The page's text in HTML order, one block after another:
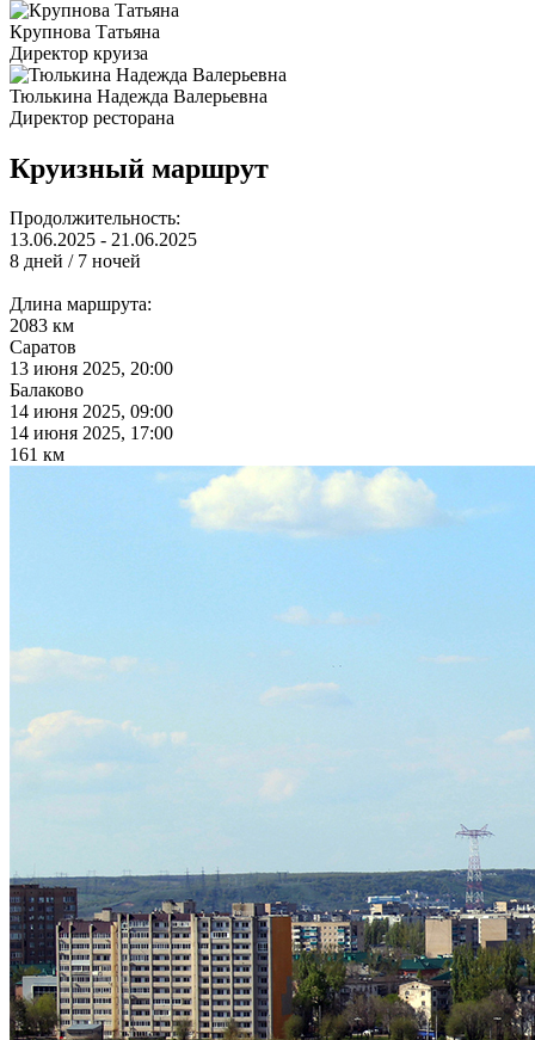
Крупнова Татьяна
Директор круиза
Тюлькина Надежда Валерьевна
Директор ресторана
Круизный маршрут
Продолжительность:
13.06.2025 - 21.06.2025
8 дней / 7 ночей
Длина маршрута:
2083 км
Саратов
13 июня 2025, 20:00
Балаково
14 июня 2025, 09:00
14 июня 2025, 17:00
161 км